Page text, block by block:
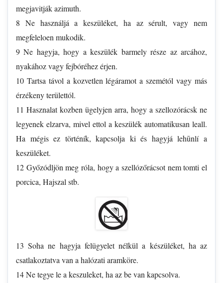
megjavitják azimuth.
8 Ne használjá a keszüléket, ha az sérult, vagy nem
megfeleloen mukodik.
9 Ne hagyja, hogy a keszülék barmely része az arcához,
nyakához vagy fejbóréhez érjen.
10 Tartsa távol a kozvetlen légáramot a szemétól vagy más
érzékeny területtól.
11 Hasznalat kozben ügelyjen arra, hogy a szellozórácsk ne
legyenek elzarva, mivel ettol a keszülék automatikusan leall.
Ha mégis ez történík, kapcsolja ki és hagyjá lehūnlí a
keszüléket.
12 Győzódljön meg róla, hogy a szellózőrácsot nem tomti el
porcica, Hajszal stb.
13 Soha ne hagyja felügyelet nélkül a készüléket, ha az
csatlakoztatva van a halózati aramköre.
14 Ne tegye le a keszuleket, ha az be van kapcsolva.